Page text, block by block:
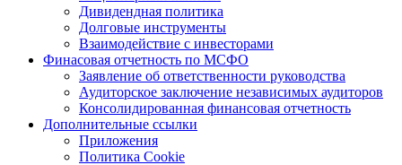
Дивидендная политика
Долговые инструменты
Взаимодействие с инвеcторами
Финасовая отчетность по МСФО
Заявление об ответственности руководства
Аудиторское заключение независимых аудиторов
Консолидированная финансовая отчетность
Дополнительные ссылки
Приложения
Политика Cookie